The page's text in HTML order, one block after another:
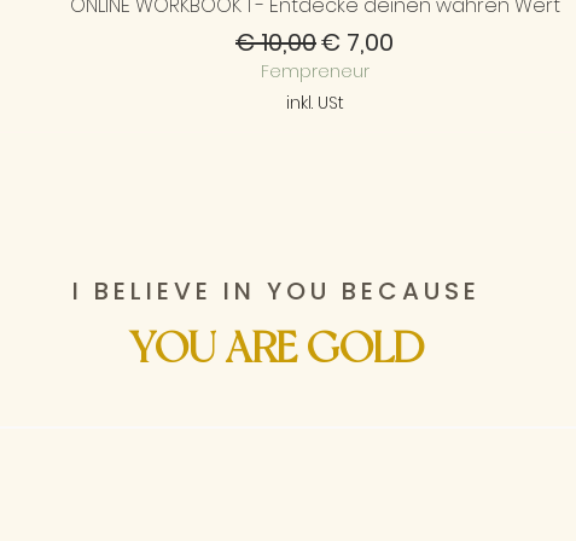
Standardpreis
€ 10,00Sale-Preis
€ 7,00
Fempreneur
inkl. USt
I BELIEVE IN YOU BECAUSE
YOU ARE GOLD